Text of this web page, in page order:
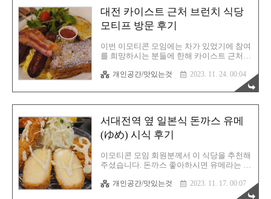
자들의 리얼 스마트폰 사진이라 신용도는 높
을 수 밖에 없었습니다. 당연히 다들 맛있다
고 칭찬 일색입니다. 저는 리뷰들을 잘 믿지
않습니다. 무조건 직접 경험을 해봐야 직성
이 풀리는 성격입니다. 평점이 아무리 낮아
도 직접 체험을 해봐야 합니다. 그래야 낮았
던 이유를 알 수 있을테니까요. 다행히(?) 카
리코 음식점에 대한 평점은 높은 편이었습니
다. 그렇다면 더욱 기대가 될 수 밖에..
대전 카이스트 근처 브런치 식당
모티프 방문 후기
이번 이모티콘 모임에는 차가 있었기에 참여
를 희망하시는 분들에 한해 카이스트 근처에
이름은 모티프! 여긴 어떻게 발견하게 되었
느냐면 다른 그림 모임 때문입니다. 충대 근
처에서 했었고 근처에서 축제를 했는데 그곳
을 지나가다 발견하게 된 식당이죠. 사람들
있다는건 다 이유가 있는 것 아니겠습니까?
바로 지도앱에 킵해두고 방문각을 재고 있었
는데 그게 마침내 실행되고 만것입니다. 가
게 외관은 못 찍었습니다. 이미 많은 방문객
이 있었기 때문이죠. 허락도 없이 촬영하는
건 아무래도 불편한 부분이니까요. 저야 물
론 외모는 모두 가리지만 저분들 입장에서는
그저 전 불법촬영범일 뿐입니다. 그러니 동
개인공간/맛있는것 2023. 11. 24. 00:04
서대전역 옆 일본식 돈까스 유메
(ゆめ) 시식 후기
이모티콘 모임 회원분께서 이 식당을 추천해
주셨습니다. 돈까스 좋아하시면 유메라는 곳
전역 근처라 집에서 그리 멀지 않고
개인공간/맛있는것 2023. 11. 17. 00:07